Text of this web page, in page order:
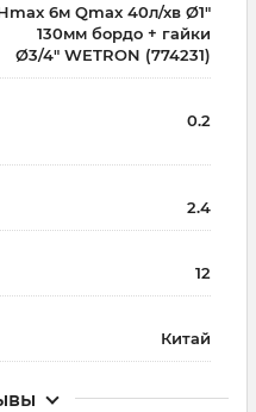
6м Qmax 40л/хв Ø1"
130мм бордо + гайки
Ø3/4″ WETRON (774231)
0.2
2.4
12
Китай